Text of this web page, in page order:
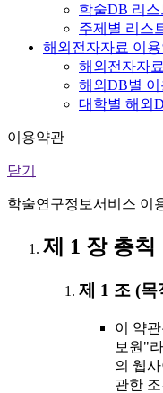
학술DB 리스
주제별 리스
해외전자자료 이용
해외전자자
해외DB별
대학별 해외
이용약관
닫기
학술연구정보서비스 이
제 1 장 총칙
제 1 조 (목
이 약
보원"
의 웹
관한